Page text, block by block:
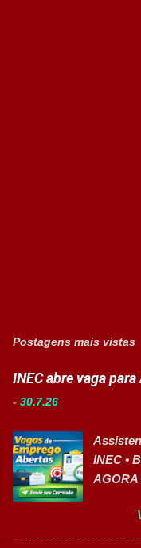
Postagens mais vistas
INEC abre vaga
- 30.7.26
INEC •